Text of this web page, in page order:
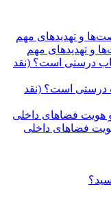
و تهدیدهای مهم
درستی است؟ (نقد
فضاهای داخلی